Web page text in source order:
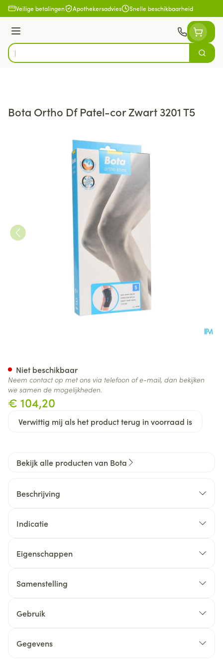
Ga naar de inhoud
Veilige betalingen Apothekersadvies Snelle beschikbaarheid
Menu
Product, merk, categorie...
Zoek
Bota Ortho Df Patel-cor Zwart 3201 T5
€ 104,20
Verwittig mij als het product terug in voorraad is
Niet beschikbaar
Neem contact op met ons via telefoon of e-mail, dan bekijken
we samen de mogelijkheden.
Bekijk alle producten van Bota
Beschrijving
Indicatie
Eigenschappen
Samenstelling
Gebruik
Gegevens